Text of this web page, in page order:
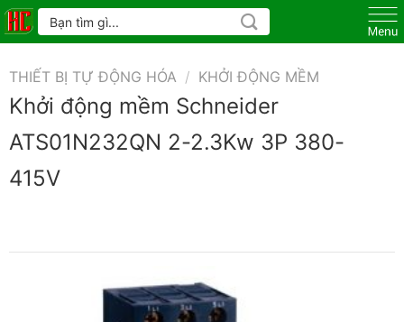
Skip
to
Tìm
kiếm:
THIẾT BỊ TỰ ĐỘNG HÓA / KHỞI ĐỘNG MỀM
Khởi động mềm Schneider
ATS01N232QN 2-2.3Kw 3P 380-
415V